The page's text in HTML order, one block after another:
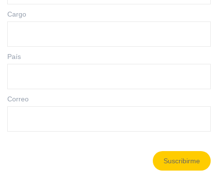
Cargo
País
Correo
Suscribirme